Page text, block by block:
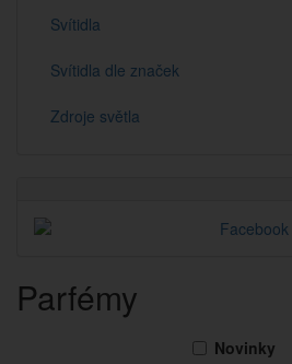
Svítidla
Svítidla dle značek
Zdroje světla
Parfémy
Novinky